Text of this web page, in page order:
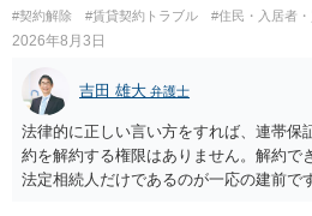
#契約解除 #賃貸契約トラブル #住民・入居者
2026年8月3日
吉田 雄大 弁護士
法律的に正しい言い方をすれば、連帯保
約を解約する権限はありません。解約で
法定相続人だけであるのが一応の建前で